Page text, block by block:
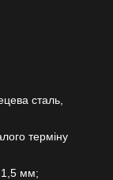
сталь,
терміну
1,5 мм;